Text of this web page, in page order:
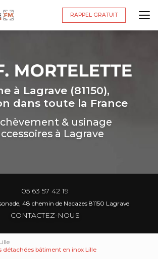
RAPPEL GRATUIT
à Lagrave (81150),
dans toute la France
& usinage
à Lagrave
05 63 57 42 19
48 chemin de Nacazes 81150 Lagrave
CONTACTEZ-NOUS
Lille
détachées bâtiment en inox Lille